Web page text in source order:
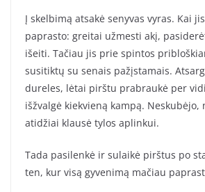
Į skelbimą atsakė senyvas vyras. Kai
paprasto: greitai užmesti akį,
išeiti. Tačiau jis prie spintos
susitiktų su senais pažįstamais.
dureles, lėtai pirštu prabraukė per
išžvalgė kiekvieną kampą. Neskubėjo,
atidžiai klausė tylos aplinkui.
Tada pasilenkė ir sulaikė pirštus po
ten, kur visą gyvenimą mačiau